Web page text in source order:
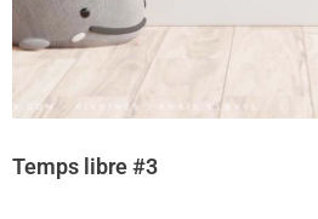
Temps libre #3